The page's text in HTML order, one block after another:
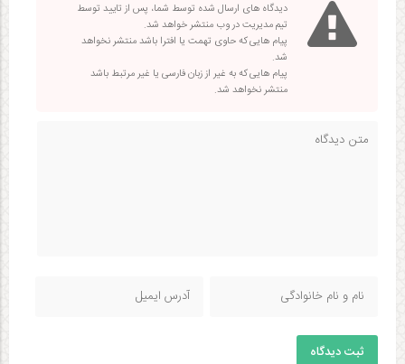
دیدگاه های ارسال شده توسط شما، پس از تایید توسط
تیم مدیریت در وب منتشر خواهد شد.
پیام هایی که حاوی تهمت یا افترا باشد منتشر نخواهد
شد.
پیام هایی که به غیر از زبان فارسی یا غیر مرتبط باشد
منتشر نخواهد شد.
ثبت دیدگاه